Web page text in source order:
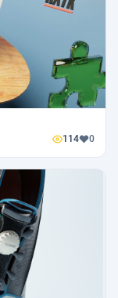
114 0